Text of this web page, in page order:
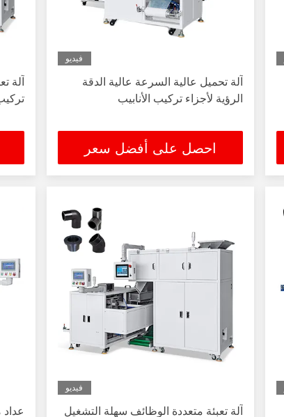
فيديو
آلة تحميل عالية السرعة عالية الدقة
الرؤية لأجزاء تركيب الأنابيب
احصل على أفضل سعر
آلة
فيديو
آلة تعبئة متعددة الوظائف سهلة التشغيل
عداد